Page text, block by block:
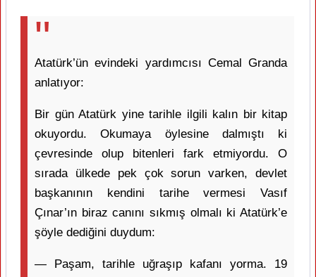
Atatürk’ün evindeki yardımcısı Cemal Granda
anlatıyor:
Bir gün Atatürk yine tarihle ilgili kalın bir kitap
okuyordu. Okumaya öylesine dalmıştı ki
çevresinde olup bitenleri fark etmiyordu. O
sırada ülkede pek çok sorun varken, devlet
başkanının kendini tarihe vermesi Vasıf
Çınar’ın biraz canını sıkmış olmalı ki Atatürk’e
şöyle dediğini duydum:
— Paşam, tarihle uğraşıp kafanı yorma. 19